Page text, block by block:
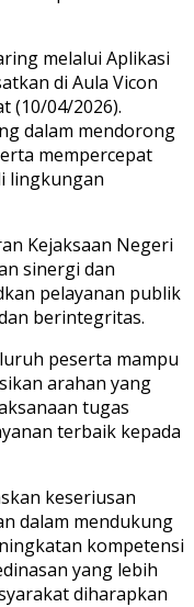
melalui Aplikasi
di Aula Vicon
(10/04/2026).
dalam mendorong
mempercepat
lingkungan
Kejaksaan Negeri
sinergi dan
pelayanan publik
berintegritas.
peserta mampu
arahan yang
tugas
terbaik kepada
keseriusan
dalam mendukung
kompetensi
yang lebih
diharapkan